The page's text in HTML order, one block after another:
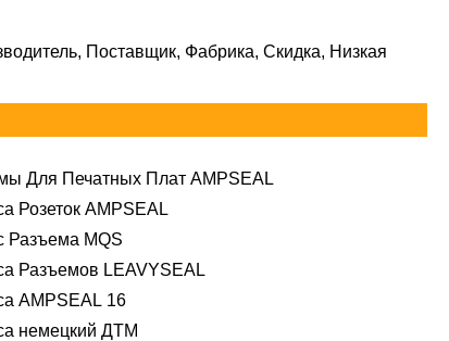
Поставщик, Фабрика, Скидка, Низкая
Для Печатных Плат AMPSEAL
Розеток AMPSEAL
Разъема MQS
Разъемов LEAVYSEAL
AMPSEAL 16
немецкий ДТМ